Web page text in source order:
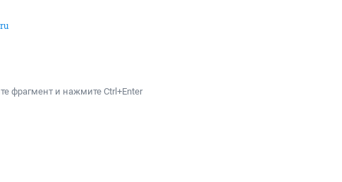
фрагмент и нажмите Ctrl+Enter